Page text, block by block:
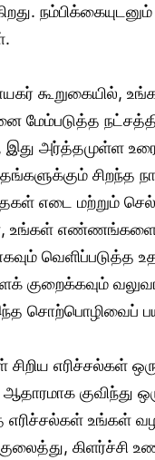
கூறுகையில்,
மேம்படுத்த
அர்த்தமுள்ள
சிறந்த
எடை மற்றும்
எண்ணங்களை
வெளிப்படுத்த
குறைக்கவும்
சொற்பொழிவைப்
எரிச்சல்கள்
ஆதாரமாக குவிந்து
எரிச்சல்கள் உங்கள்
கிளர்ச்சி